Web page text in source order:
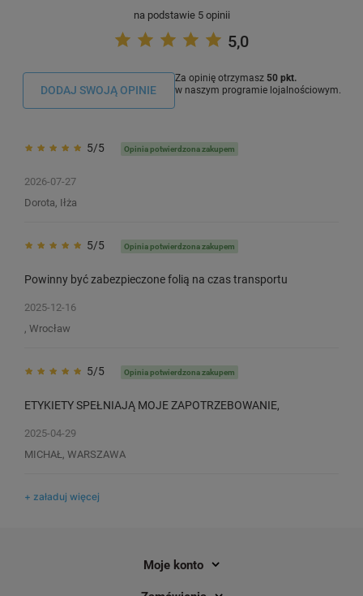
na podstawie 5 opinii
5,0
DODAJ SWOJĄ OPINIE
Za opinię otrzymasz 50 pkt.
w naszym programie lojalnościowym.
5/5 Opinia potwierdzona zakupem
2026-07-27
Dorota, Iłża
5/5 Opinia potwierdzona zakupem
Powinny być zabezpieczone folią na czas transportu
2025-12-16
, Wrocław
5/5 Opinia potwierdzona zakupem
ETYKIETY SPEŁNIAJĄ MOJE ZAPOTRZEBOWANIE,
2025-04-29
MICHAŁ, WARSZAWA
+ załaduj więcej
Moje konto